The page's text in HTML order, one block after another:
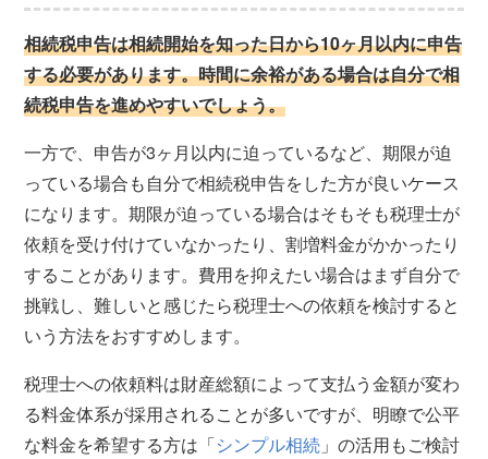
相続税申告は相続開始を知った日から10ヶ月以内に申告
する必要があります。時間に余裕がある場合は自分で相
続税申告を進めやすいでしょう。
一方で、申告が3ヶ月以内に迫っているなど、期限が迫
っている場合も自分で相続税申告をした方が良いケース
になります。期限が迫っている場合はそもそも税理士が
依頼を受け付けていなかったり、割増料金がかかったり
することがあります。費用を抑えたい場合はまず自分で
挑戦し、難しいと感じたら税理士への依頼を検討すると
いう方法をおすすめします。
税理士への依頼料は財産総額によって支払う金額が変わ
る料金体系が採用されることが多いですが、明瞭で公平
な料金を希望する方は「シンプル相続 」の活用もご検討